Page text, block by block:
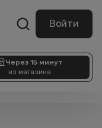
Войти
Через 15 минут
из магазина